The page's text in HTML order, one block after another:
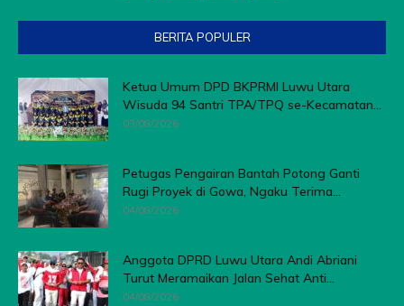
BERITA POPULER
Ketua Umum DPD BKPRMI Luwu Utara
Wisuda 94 Santri TPA/TPQ se-Kecamatan...
03/08/2026
Petugas Pengairan Bantah Potong Ganti
Rugi Proyek di Gowa, Ngaku Terima...
04/08/2026
Anggota DPRD Luwu Utara Andi Abriani
Turut Meramaikan Jalan Sehat Anti...
04/08/2026